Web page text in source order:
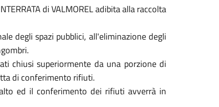
di VALMOREL adibita alla raccolta
degli spazi pubblici, all'eliminazione degli
chiusi superiormente da una porzione di
di conferimento rifiuti.
ed il conferimento dei rifiuti avverrà in